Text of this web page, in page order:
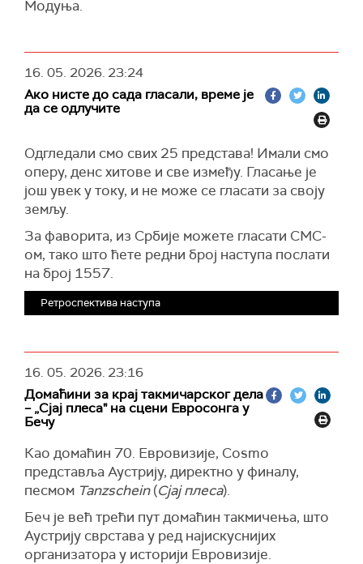
Модуња.
16. 05. 2026.23:24
Ако нисте до сада гласали, време је
да се одлучите
Одгледали смо свих 25 представа! Имали смо
оперу, денс хитове и све између. Гласање је
још увек у току, и не може се гласати за своју
земљу.
За фаворита, из Србије можете гласати СМС-
ом, тако што ћете редни број наступа послати
на број 1557.
Ретроспектива наступа
16. 05. 2026.23:16
Домаћини за крај такмичарског дела
– „Сјај плеса" на сцени Евросонга у
Бечу
Као домаћин 70. Евровизије, Cosmo
представља Аустрију, директно у финалу,
песмом Tanzschein(Сјај плеса).
Беч је већ трећи пут домаћин такмичења, што
Аустрију сврстава у ред најискуснијих
организатора у историји Евровизије.